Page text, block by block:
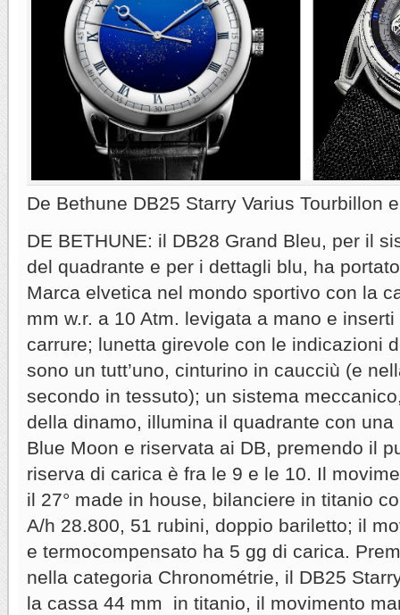
De Bethune DB25 Starry Varius Tourbillon
DE BETHUNE: il DB28 Grand Bleu, per il
del quadrante e per i dettagli blu, ha
Marca elvetica nel mondo sportivo con la
mm w.r. a 10 Atm. levigata a mano e
carrure; lunetta girevole con le indicazioni
sono un tutt’uno, cinturino in caucciù (e
secondo in tessuto); un sistema
della dinamo, illumina il quadrante con
Blue Moon e riservata ai DB, premendo il
riserva di carica è fra le 9 e le 10. Il
il 27° made in house, bilanciere in titanio
A/h 28.800, 51 rubini, doppio bariletto; il
e termocompensato ha 5 gg di carica.
nella categoria Chronométrie, il DB25
la cassa 44 mm in titanio, il movimento